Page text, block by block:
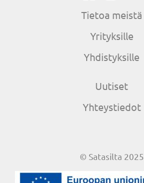
Tietoa meistä
Yrityksille
Yhdistyksille
Uutiset
Yhteystiedot
© Satasilta 2025